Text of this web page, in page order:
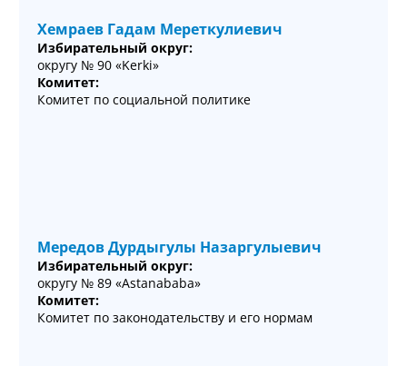
Хемраев Гадам Мереткулиевич
Избирательный округ:
округу № 90 «Kerki»
Комитет:
Комитет по социальной политике
Мередов Дурдыгулы Назаргулыевич
Избирательный округ:
округу № 89 «Astanababa»
Комитет:
Комитет по законодательству и его нормам